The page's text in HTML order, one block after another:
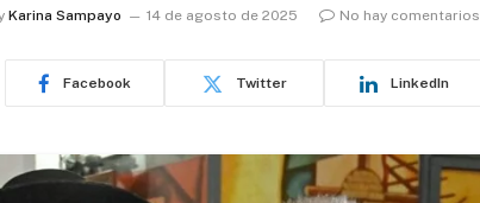
Karina Sampayo 14 de agosto de 2025 No hay comentarios
Facebook Twitter LinkedIn